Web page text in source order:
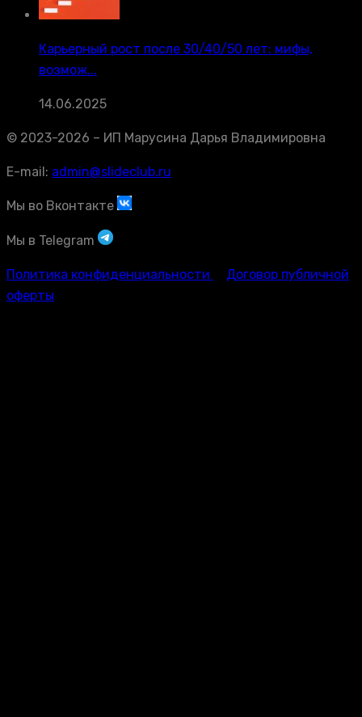
Карьерный рост после 30/40/50 лет: мифы,
возмож...
14.06.2025
© 2023-2026 – ИП Марусина Дарья Владимировна
E-mail: admin@slideclub.ru
Мы во Вконтакте
Мы в Telegram
Политика конфиденциальности
Договор публичной
оферты